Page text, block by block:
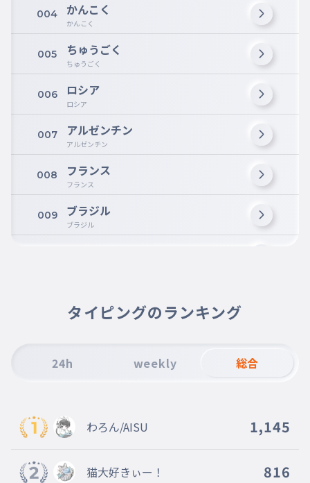
004 かんこく
かんこく
005 ちゅうごく
ちゅうごく
006 ロシア
ロシア
007 アルゼンチン
アルゼンチン
008 フランス
フランス
009 ブラジル
ブラジル
イギリス
メキシコ
014
ガーナ
イラク
タイピングのランキング
24h weekly 総合
わろん/AISU 1,145
猫大好きぃー！ 816